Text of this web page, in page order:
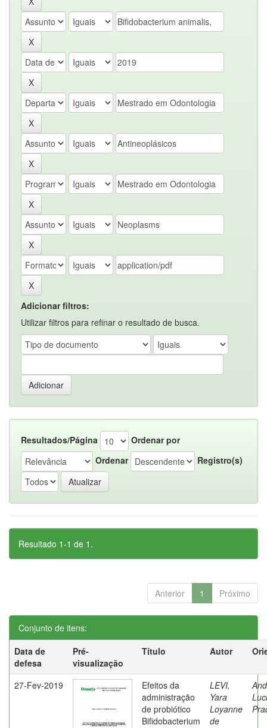
Adicionar filtros:
Utilizar filtros para refinar o resultado de busca.
Resultados/Página
Ordenar por
Ordenar
Registro(s)
Resultado 1-1 de 1.
Anterior 1 Próximo
Conjunto de itens:
Data de
defesa
Pré-
visualização
Título Autor
27-Fev-2019
Efeitos da
administração
de probiótico
Bifidobacterium
LEVI,
Yara
Loyanne
de